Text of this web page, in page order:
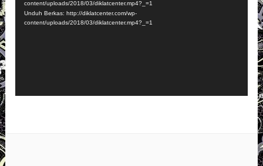
content/uploads/2018/03/diklatcenter.mp4?_=1
Unduh Berkas: http://diklatcenter.com/wp-
content/uploads/2018/03/diklatcenter.mp4?_=1